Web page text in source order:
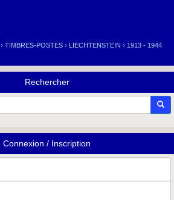
› TIMBRES-POSTES › LIECHTENSTEIN › 1913 - 1944
Rechercher
Connexion / Inscription